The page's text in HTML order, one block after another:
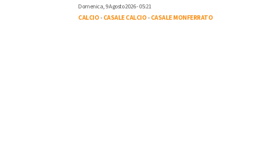
Domenica, 9 Agosto 2026 - 05:21
CALCIO-CASALE CALCIO-CASALE MONFERRATO